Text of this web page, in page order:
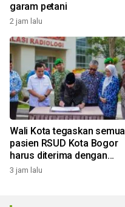
garam petani
2 jam lalu
Wali Kota tegaskan semua
pasien RSUD Kota Bogor
harus diterima dengan
profesional
3 jam lalu